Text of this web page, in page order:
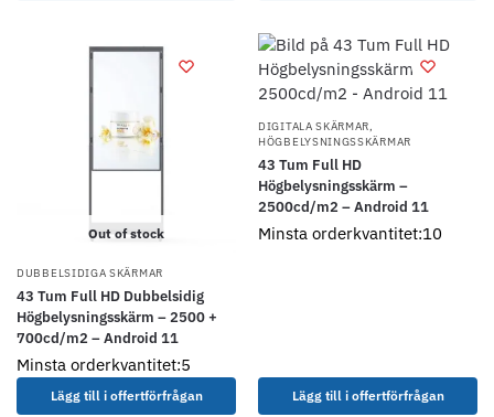
Out of stock
DUBBELSIDIGA SKÄRMAR
43 Tum Full HD Dubbelsidig
Högbelysningsskärm – 2500 +
700cd/m2 – Android 11
Minsta orderkvantitet:5
Lägg till i offertförfrågan
DIGITALA SKÄRMAR,
HÖGBELYSNINGSSKÄRMAR
43 Tum Full HD
Högbelysningsskärm –
2500cd/m2 – Android 11
Minsta orderkvantitet:10
Lägg till i offertförfrågan